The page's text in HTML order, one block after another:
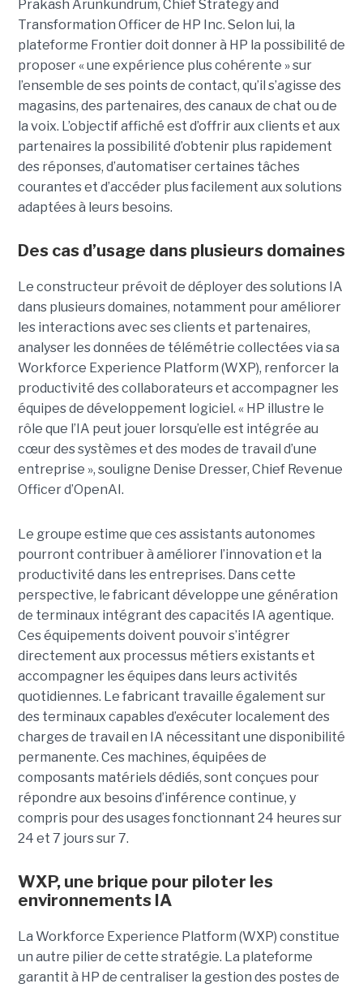
Prakash Arunkundrum, Chief Strategy and
Transformation Officer de HP Inc. Selon lui, la
plateforme Frontier doit donner à HP la possibilité de
proposer « une expérience plus cohérente » sur
l’ensemble de ses points de contact, qu’il s’agisse des
magasins, des partenaires, des canaux de chat ou de
la voix. L’objectif affiché est d’offrir aux clients et aux
partenaires la possibilité d’obtenir plus rapidement
des réponses, d’automatiser certaines tâches
courantes et d’accéder plus facilement aux solutions
adaptées à leurs besoins.
Des cas d’usage dans plusieurs domaines
Le constructeur prévoit de déployer des solutions IA
dans plusieurs domaines, notamment pour améliorer
les interactions avec ses clients et partenaires,
analyser les données de télémétrie collectées via sa
Workforce Experience Platform (WXP), renforcer la
productivité des collaborateurs et accompagner les
équipes de développement logiciel. « HP illustre le
rôle que l’IA peut jouer lorsqu’elle est intégrée au
cœur des systèmes et des modes de travail d’une
entreprise », souligne Denise Dresser, Chief Revenue
Officer d’OpenAI.
Le groupe estime que ces assistants autonomes
pourront contribuer à améliorer l’innovation et la
productivité dans les entreprises. Dans cette
perspective, le fabricant développe une génération
de terminaux intégrant des capacités IA agentique.
Ces équipements doivent pouvoir s’intégrer
directement aux processus métiers existants et
accompagner les équipes dans leurs activités
quotidiennes. Le fabricant travaille également sur
des terminaux capables d’exécuter localement des
charges de travail en IA nécessitant une disponibilité
permanente. Ces machines, équipées de
composants matériels dédiés, sont conçues pour
répondre aux besoins d’inférence continue, y
compris pour des usages fonctionnant 24 heures sur
24 et 7 jours sur 7.
WXP, une brique pour piloter les
environnements IA
La Workforce Experience Platform (WXP) constitue
un autre pilier de cette stratégie. La plateforme
garantit à HP de centraliser la gestion des postes de